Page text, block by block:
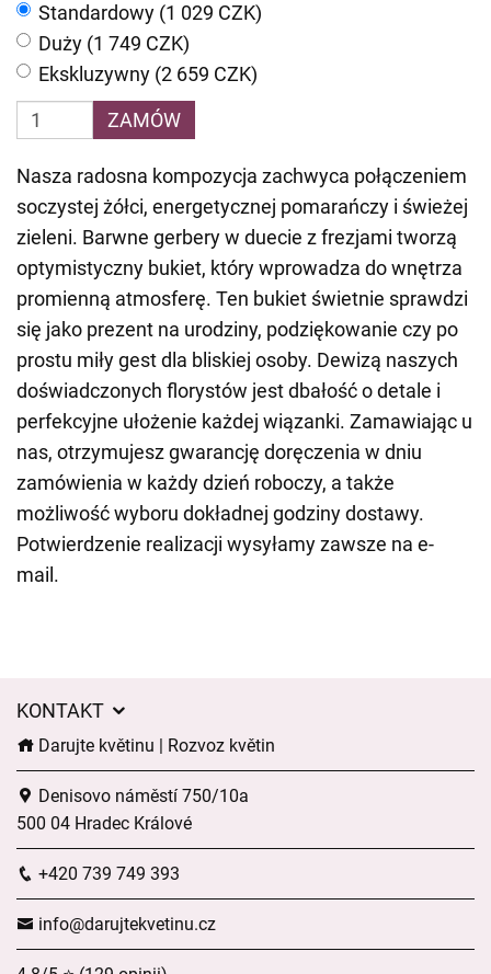
Standardowy (1 029 CZK)
Duży (1 749 CZK)
Ekskluzywny (2 659 CZK)
ZAMÓW
Nasza radosna kompozycja zachwyca połączeniem
soczystej żółci, energetycznej pomarańczy i świeżej
zieleni. Barwne gerbery w duecie z frezjami tworzą
optymistyczny bukiet, który wprowadza do wnętrza
promienną atmosferę. Ten bukiet świetnie sprawdzi
się jako prezent na urodziny, podziękowanie czy po
prostu miły gest dla bliskiej osoby. Dewizą naszych
doświadczonych florystów jest dbałość o detale i
perfekcyjne ułożenie każdej wiązanki. Zamawiając u
nas, otrzymujesz gwarancję doręczenia w dniu
zamówienia w każdy dzień roboczy, a także
możliwość wyboru dokładnej godziny dostawy.
Potwierdzenie realizacji wysyłamy zawsze na e-
mail.
KONTAKT
Darujte květinu | Rozvoz květin
Denisovo náměstí 750/10a
500 04 Hradec Králové
+420 739 749 393
info@darujtekvetinu.cz